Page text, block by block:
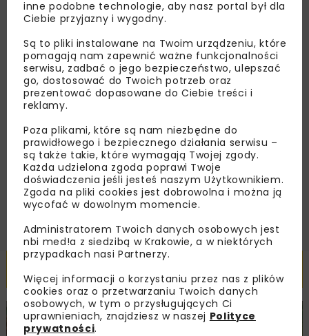
Zapisz się do newslettera aby otrzymywać od
nas najlepsze informacje branżowe,
zaproszenia na wydarzenia, atrakcyjne oferty i
dedykowane akcje specjalne.
Regulaminemoraz wyrażam zgodę na otrzymywanie na
podany przeze mnie adres e-mail korespondencji
handlowej w postaci newslettera.
ZAPISZ MNIE
Powiązane artykuły
DROGI INWESTYCJE WIADOMOŚCI
inne podobne technologie, aby nasz portal był dla
Ciebie przyjazny i wygodny.
Są to pliki instalowane na Twoim urządzeniu, które
pomagają nam zapewnić ważne funkcjonalności
serwisu, zadbać o jego bezpieczeństwo, ulepszać
go, dostosować do Twoich potrzeb oraz
prezentować dopasowane do Ciebie treści i
reklamy.
Poza plikami, które są nam niezbędne do
prawidłowego i bezpiecznego działania serwisu –
są także takie, które wymagają Twojej zgody.
Każda udzielona zgoda poprawi Twoje
doświadczenia jeśli jesteś naszym Użytkownikiem.
Zgoda na pliki cookies jest dobrowolna i można ją
wycofać w dowolnym momencie.
Administratorem Twoich danych osobowych jest
nbi med!a z siedzibą w Krakowie, a w niektórych
przypadkach nasi Partnerzy.
Więcej informacji o korzystaniu przez nas z plików
cookies oraz o przetwarzaniu Twoich danych
osobowych, w tym o przysługujących Ci
uprawnieniach, znajdziesz w naszej Polityce
prywatności.